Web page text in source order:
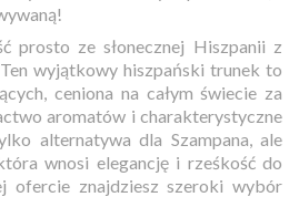
prosto ze słonecznej Hiszpanii z
wyjątkowy hiszpański trunek to
ceniona na całym świecie za
aromatów i charakterystyczne
alternatywa dla Szampana, ale
wnosi elegancję i rześkość do
ofercie znajdziesz szeroki wybór